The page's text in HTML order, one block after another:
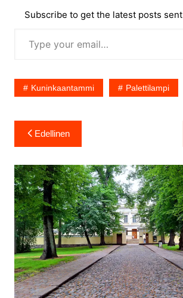
Subscribe to get the latest posts
Kuninkaantammi Palettilampi
Artikkelien
selaus
Edellinen